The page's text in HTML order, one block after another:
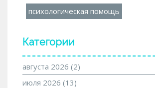
психологическая помощь
Категории
августа 2026 (2)
июля 2026 (13)